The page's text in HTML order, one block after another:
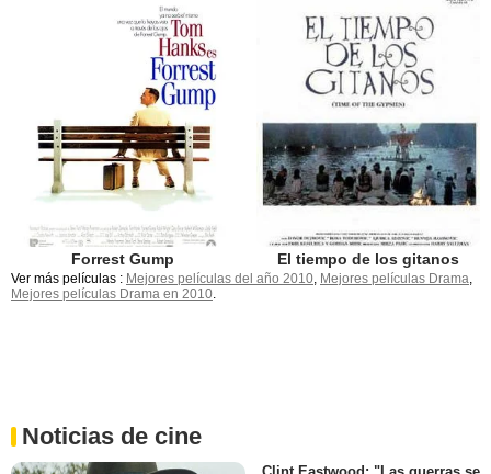
Forrest Gump El tiempo de los gitanos
Ver más películas : Mejores películas del año 2010 Mejores películas Drama
Mejores películas Drama en 2010
Noticias de cine